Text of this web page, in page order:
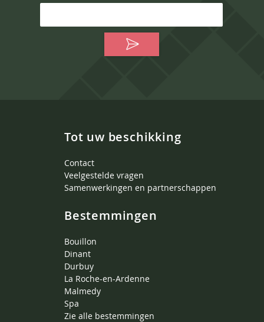
Tot uw beschikking
Contact
Veelgestelde vragen
Samenwerkingen en partnerschappen
Bestemmingen
Bouillon
Dinant
Durbuy
La Roche-en-Ardenne
Malmedy
Spa
Zie alle bestemmingen